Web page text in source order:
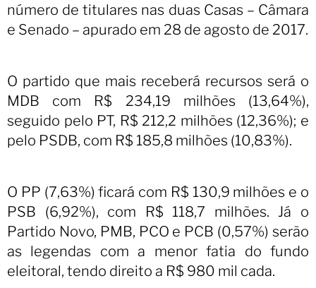
número de titulares nas duas Casas – Câmara
e Senado – apurado em 28 de agosto de 2017.
O partido que mais receberá recursos será o
MDB com R$ 234,19 milhões (13,64%),
seguido pelo PT, R$ 212,2 milhões (12,36%); e
pelo PSDB, com R$ 185,8 milhões (10,83%).
O PP (7,63%) ficará com R$ 130,9 milhões e o
PSB (6,92%), com R$ 118,7 milhões. Já o
Partido Novo, PMB, PCO e PCB (0,57%) serão
as legendas com a menor fatia do fundo
eleitoral, tendo direito a R$ 980 mil cada.